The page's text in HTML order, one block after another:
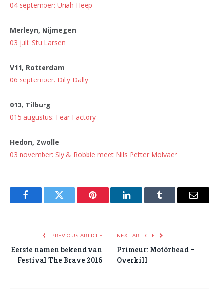
04 september: Uriah Heep
Merleyn, Nijmegen
03 juli: Stu Larsen
V11, Rotterdam
06 september: Dilly Dally
013, Tilburg
015 augustus: Fear Factory
Hedon, Zwolle
03 november: Sly & Robbie meet Nils Petter Molvaer
FacebookTwitter Pinterest LinkedInTumblr Email
PREVIOUS ARTICLE
Eerste namen bekend van
Festival The Brave 2016
NEXT ARTICLE
Primeur: Motörhead –
Overkill